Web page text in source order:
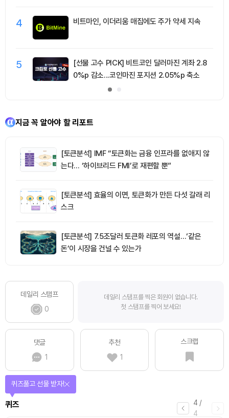
4 비트마인, 이더리움 매집에도 주가 약세 지속
5
[선물 고수 PICK] 비트코인 달러마진 계좌 2.8
0%p 감소...코인마진 포지션 2.05%p 축소
지금 꼭 알아야 할 리포트
[토큰분석] IMF “토큰화는 금융 인프라를 없애지 않
는다… ‘하이브리드 FMI’로 재편할 뿐”
[토큰분석] 효율의 이면, 토큰화가 만든 다섯 갈래 리
스크
[토큰분석] 7.5조달러 토큰화 레포의 역설…‘같은
돈’이 시장을 건널 수 있는가
데일리 스탬프
0
데일리 스탬프를 찍은 회원이 없습니다.
첫 스탬프를 찍어 보세요!
댓글
1
추천
1
스크랩
4 /
4
퀴즈
퀴즈풀고 선물 받자!